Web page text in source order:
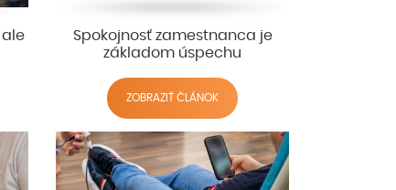
ale
Spokojnosť zamestnanca je
základom úspechu
ZOBRAZIŤ ČLÁNOK